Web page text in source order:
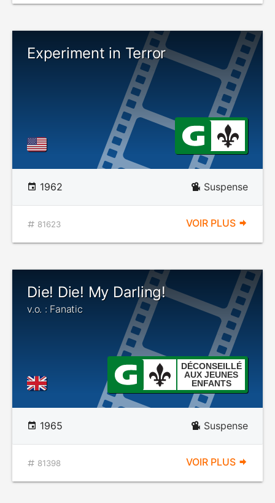
Experiment in Terror
1962 Suspense
81623 VOIR PLUS
Die! Die! My Darling!
v.o. : Fanatic
DÉCONSEILLÉ
AUX JEUNES
ENFANTS
1965 Suspense
81398 VOIR PLUS